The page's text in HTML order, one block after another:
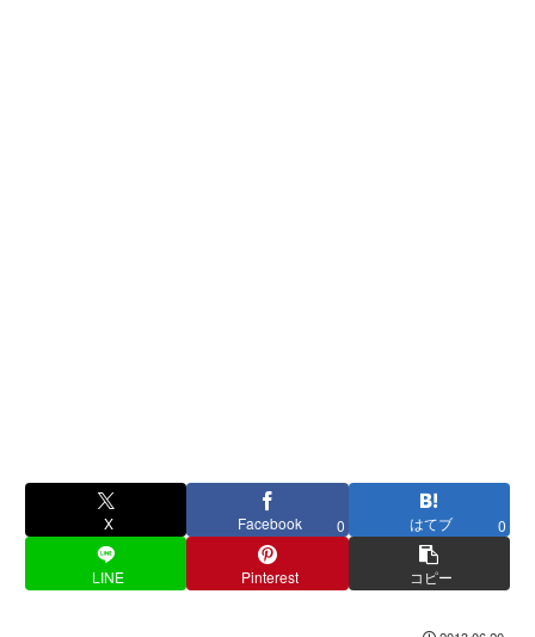
X Facebook 0 はてブ 0
LINE Pinterest コピー